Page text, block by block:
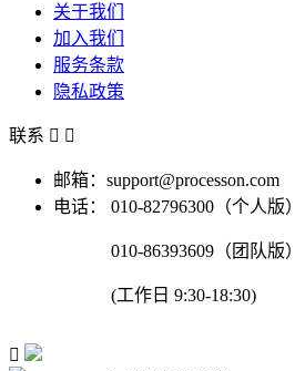
关于我们
加入我们
服务条款
隐私政策
联系  
邮箱：support@processon.com
电话：
010-82796300（个人版）
010-86393609（团队版）
(工作日 9:30-18:30)
